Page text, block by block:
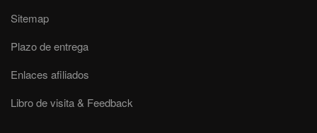
Sitemap
Plazo de entrega
Enlaces afiliados
Libro de visita & Feedback